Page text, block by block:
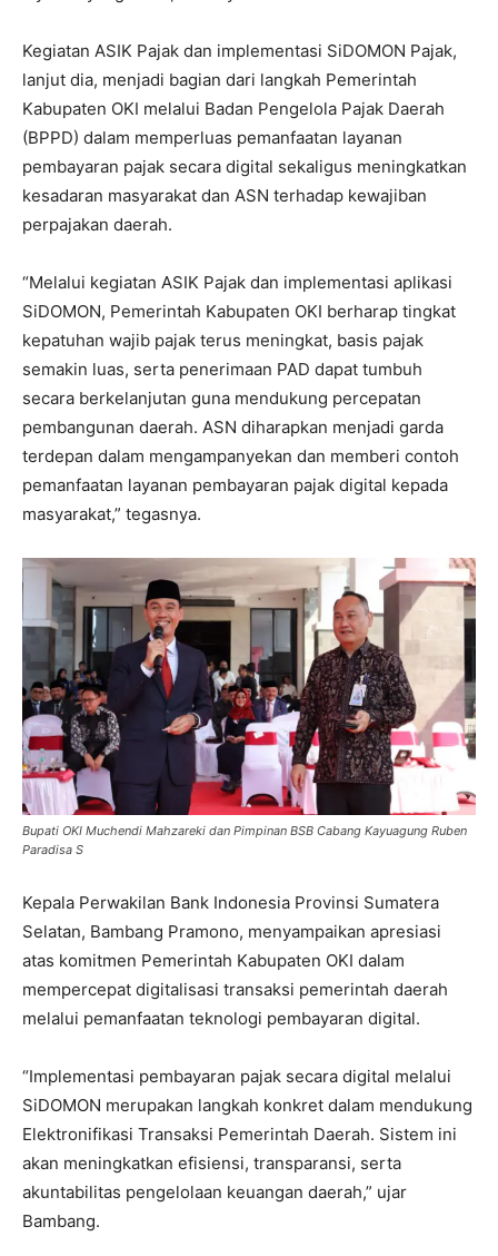
Kegiatan ASIK Pajak dan implementasi SiDOMON Pajak,
lanjut dia, menjadi bagian dari langkah Pemerintah
Kabupaten OKI melalui Badan Pengelola Pajak Daerah
(BPPD) dalam memperluas pemanfaatan layanan
pembayaran pajak secara digital sekaligus meningkatkan
kesadaran masyarakat dan ASN terhadap kewajiban
perpajakan daerah.
“Melalui kegiatan ASIK Pajak dan implementasi aplikasi
SiDOMON, Pemerintah Kabupaten OKI berharap tingkat
kepatuhan wajib pajak terus meningkat, basis pajak
semakin luas, serta penerimaan PAD dapat tumbuh
secara berkelanjutan guna mendukung percepatan
pembangunan daerah. ASN diharapkan menjadi garda
terdepan dalam mengampanyekan dan memberi contoh
pemanfaatan layanan pembayaran pajak digital kepada
masyarakat,” tegasnya.
Bupati OKI Muchendi Mahzareki dan Pimpinan BSB Cabang Kayuagung Ruben
Paradisa S
Kepala Perwakilan Bank Indonesia Provinsi Sumatera
Selatan, Bambang Pramono, menyampaikan apresiasi
atas komitmen Pemerintah Kabupaten OKI dalam
mempercepat digitalisasi transaksi pemerintah daerah
melalui pemanfaatan teknologi pembayaran digital.
“Implementasi pembayaran pajak secara digital melalui
SiDOMON merupakan langkah konkret dalam mendukung
Elektronifikasi Transaksi Pemerintah Daerah. Sistem ini
akan meningkatkan efisiensi, transparansi, serta
akuntabilitas pengelolaan keuangan daerah,” ujar
Bambang.